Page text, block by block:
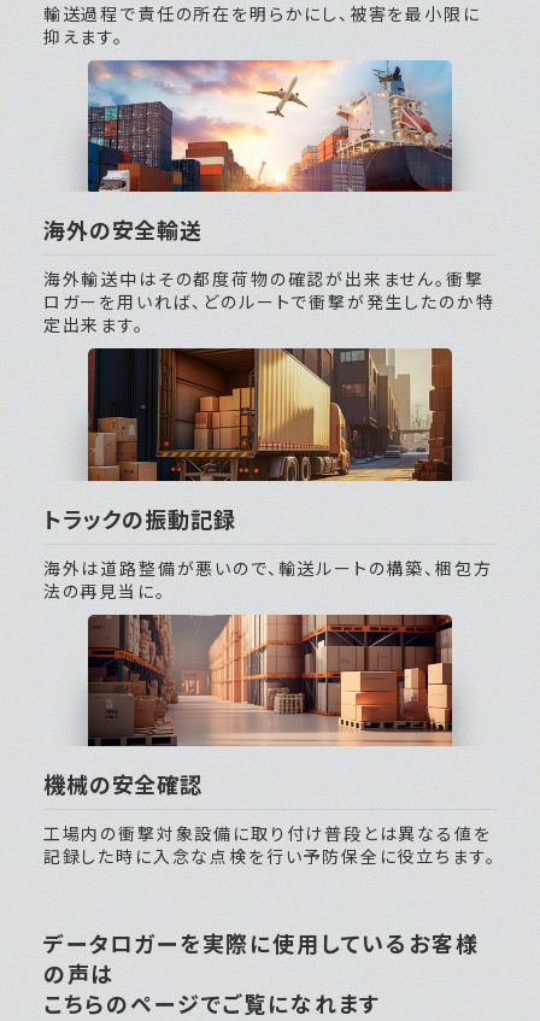
輸送過程で責任の所在を明らかにし、被害を最小限に
抑えます。
海外の安全輸送
海外輸送中はその都度荷物の確認が出来ません。衝撃
ロガーを用いれば、どのルートで衝撃が発生したのか特
定出来ます。
トラックの振動記録
海外は道路整備が悪いので、輸送ルートの構築、梱包方
法の再見当に。
機械の安全確認
工場内の衝撃対象設備に取り付け普段とは異なる値を
記録した時に入念な点検を行い予防保全に役立ちます。
データロガーを実際に使用しているお客様
の声は
こちらのページでご覧になれます